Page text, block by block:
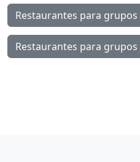
Restaurantes para
Restaurantes para